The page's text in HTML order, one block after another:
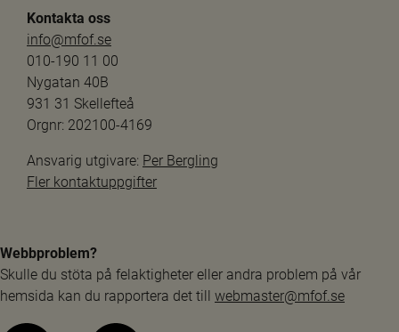
Kontakta oss
info@mfof.se
010-190 11 00
Nygatan 40B
931 31 Skellefteå
Orgnr: 202100-4169
Ansvarig utgivare: Per Bergling
Fler kontaktuppgifter
Webbproblem?
Skulle du stöta på felaktigheter eller andra problem på vår
hemsida kan du rapportera det till webmaster@mfof.se